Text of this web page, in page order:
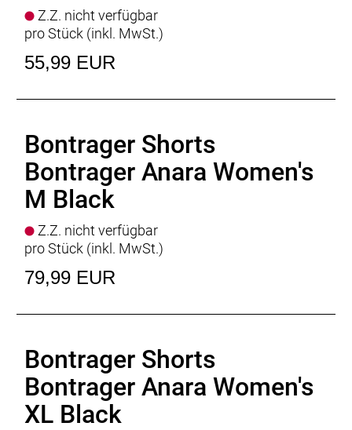
Z.Z. nicht verfügbar
pro Stück (inkl. MwSt.)
55,99 EUR
Bontrager Shorts
Bontrager Anara Women's
M Black
Z.Z. nicht verfügbar
pro Stück (inkl. MwSt.)
79,99 EUR
Bontrager Shorts
Bontrager Anara Women's
XL Black